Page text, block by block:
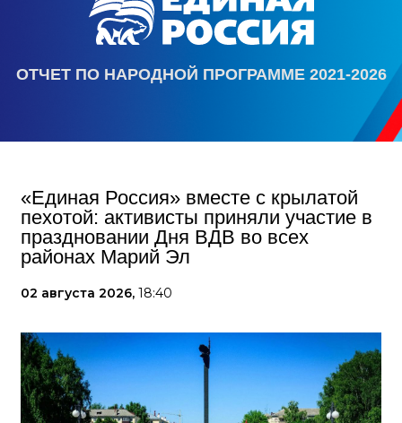
ОТЧЕТ ПО НАРОДНОЙ ПРОГРАММЕ 2021-2026
«Единая Россия» вместе с крылатой
пехотой: активисты приняли участие в
праздновании Дня ВДВ во всех
районах Марий Эл
02 августа 2026, 18:40